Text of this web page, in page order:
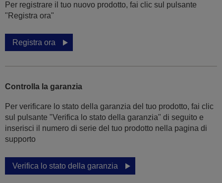
Per registrare il tuo nuovo prodotto, fai clic sul pulsante
"Registra ora"
Registra ora
Controlla la garanzia
Per verificare lo stato della garanzia del tuo prodotto, fai clic
sul pulsante "Verifica lo stato della garanzia" di seguito e
inserisci il numero di serie del tuo prodotto nella pagina di
supporto
Verifica lo stato della garanzia